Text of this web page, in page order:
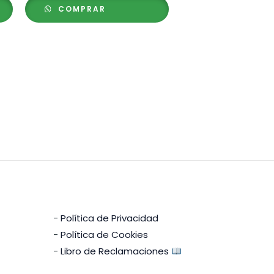
S/ 65.00
COMPRAR
-Política de Privacidad
-Política de Cookies
-Libro de Reclamaciones